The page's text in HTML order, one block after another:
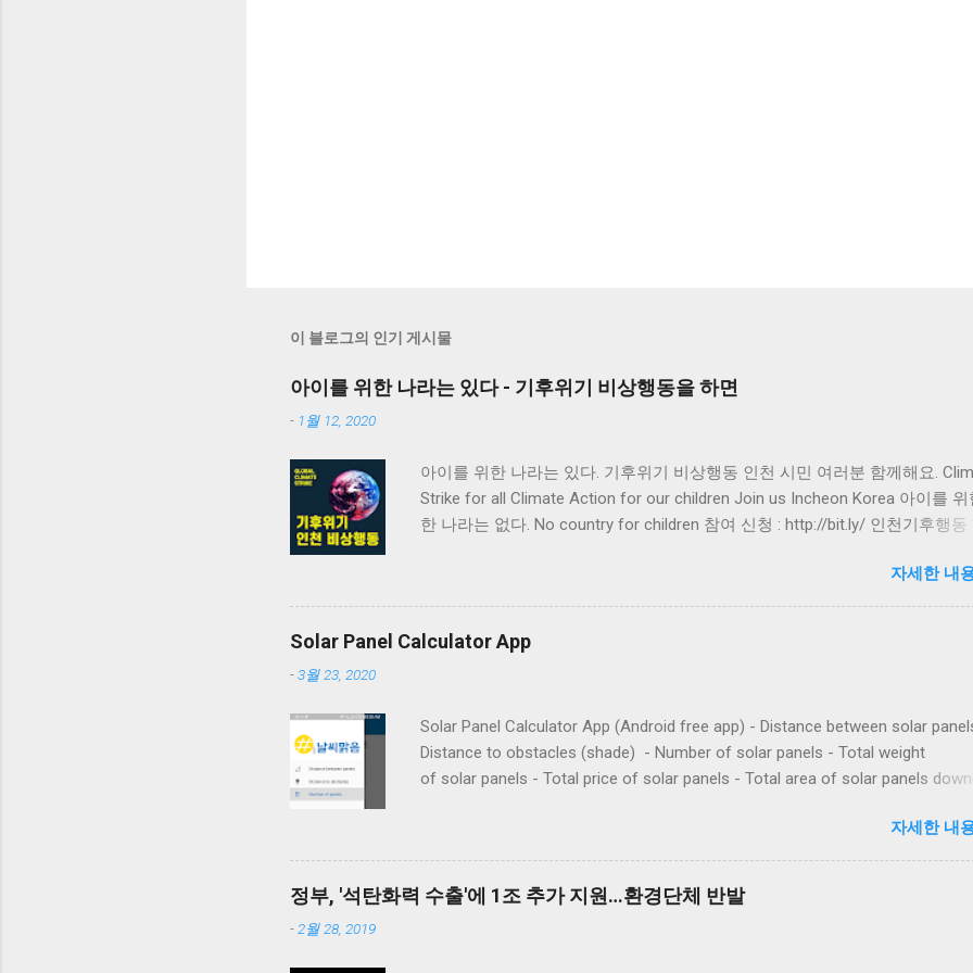
이 블로그의 인기 게시물
아이를 위한 나라는 있다 - 기후위기 비상행동을 하면
- 1월 12, 2020
아이를 위한 나라는 있다. 기후위기 비상행동 인천 시민 여러분 함께해요.
Strike for all Climate Action for our children Join us Incheon Korea 아이를 위
한 나라는 없다. No country for children 참여 신청 : http://bit.ly/ 인천기후행동
https://open.kakao.com/o/gJ6GupMb 기후위기 설명 동영상 ( 그린피스 & 씨
제작 ) 1 편 (8 분 46 초 ) : https://youtu.be/H-SJ3eKdhSA 2 편 (10 분 23 초 ) :
https://youtu.be/Rwkz1A0LaVY 그레타 툰베리 유엔 연설 (2019.9.23) - 4 분
https://youtu.be/BvF8yG7G3mU 921 기후위기비상행동 ( 미디어열매 제작 ) -
https://youtu.be/ptpTqZMwbbo 글로벌 청소년기후행동 소개 (EBS 제작 ) - 3
https://youtu.be/CYW6O2XdUbE
자세한 내
Solar Panel Calculator App
-3월 23, 2020
Solar Panel Calculator App (Android free app) - Distance between solar
Distance to obstacles (shade) - Number of solar panels - Total weight
of solar panels - Total price of solar panels - Total area of solar panels
자세한 내
정부, '석탄화력 수출'에 1조 추가 지원…환경단체 반발
-2월 28, 2019